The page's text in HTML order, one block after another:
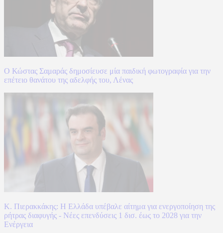
Ο Κώστας Σαμαράς δημοσίευσε μία παιδική φωτογραφία για την
επέτειο θανάτου της αδελφής του, Λένας
Κ. Πιερακκάκης: Η Ελλάδα υπέβαλε αίτημα για ενεργοποίηση της
ρήτρας διαφυγής - Νέες επενδύσεις 1 δισ. έως το 2028 για την
Ενέργεια